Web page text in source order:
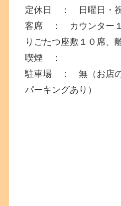
定休日 ： 日曜日・
客席 ： カウンター１
りごたつ座敷１０席、
喫煙 ：
駐車場 ： 無（お店の
パーキングあり）